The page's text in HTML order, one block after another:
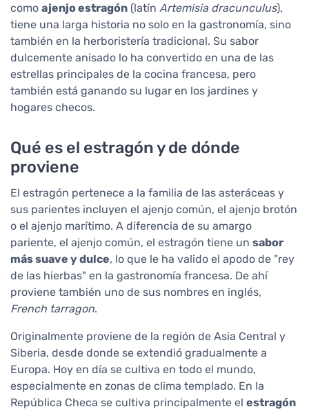
como ajenjo estragón (latín Artemisia dracunculus),
tiene una larga historia no solo en la gastronomía, sino
también en la herboristería tradicional. Su sabor
dulcemente anisado lo ha convertido en una de las
estrellas principales de la cocina francesa, pero
también está ganando su lugar en los jardines y
hogares checos.
Qué es el estragón y de dónde
proviene
El estragón pertenece a la familia de las asteráceas y
sus parientes incluyen el ajenjo común, el ajenjo brotón
o el ajenjo marítimo. A diferencia de su amargo
pariente, el ajenjo común, el estragón tiene un sabor
más suave y dulce, lo que le ha valido el apodo de "rey
de las hierbas" en la gastronomía francesa. De ahí
proviene también uno de sus nombres en inglés,
French tarragon.
Originalmente proviene de la región de Asia Central y
Siberia, desde donde se extendió gradualmente a
Europa. Hoy en día se cultiva en todo el mundo,
especialmente en zonas de clima templado. En la
República Checa se cultiva principalmente el estragón